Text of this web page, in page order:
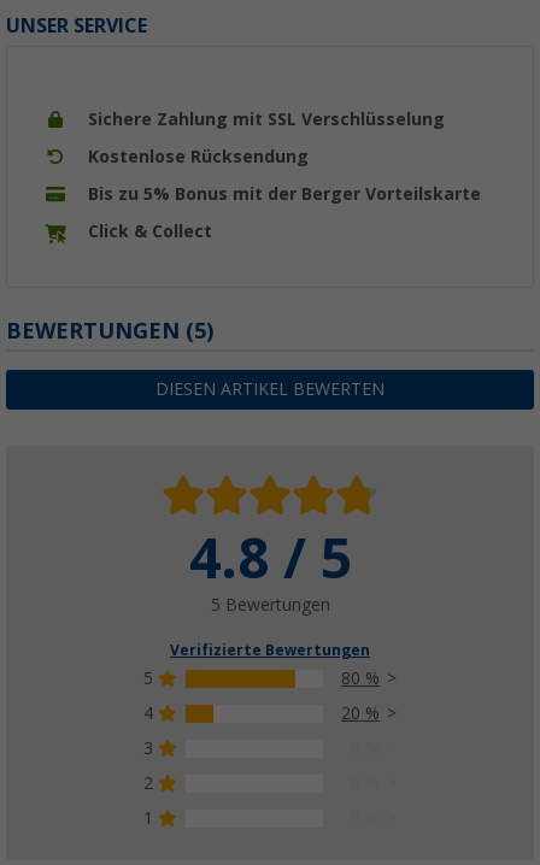
UNSER SERVICE
Sichere Zahlung mit SSL Verschlüsselung
Kostenlose Rücksendung
Bis zu 5% Bonus mit der Berger Vorteilskarte
Click & Collect
BEWERTUNGEN (5)
DIESEN ARTIKEL BEWERTEN
4.8 / 5
5 Bewertungen
Verifizierte Bewertungen
5
80 %
4
20 %
3
2
1